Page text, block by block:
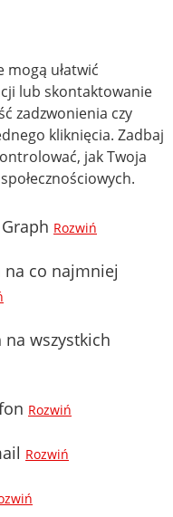
ułatwić
lub skontaktowanie
zadzwonienia czy
kliknięcia. Zadbaj
jak Twoja
Rozwiń
na co najmniej
wszystkich
Rozwiń
Rozwiń